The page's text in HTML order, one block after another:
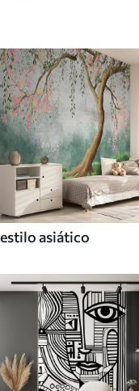
estilo asiático